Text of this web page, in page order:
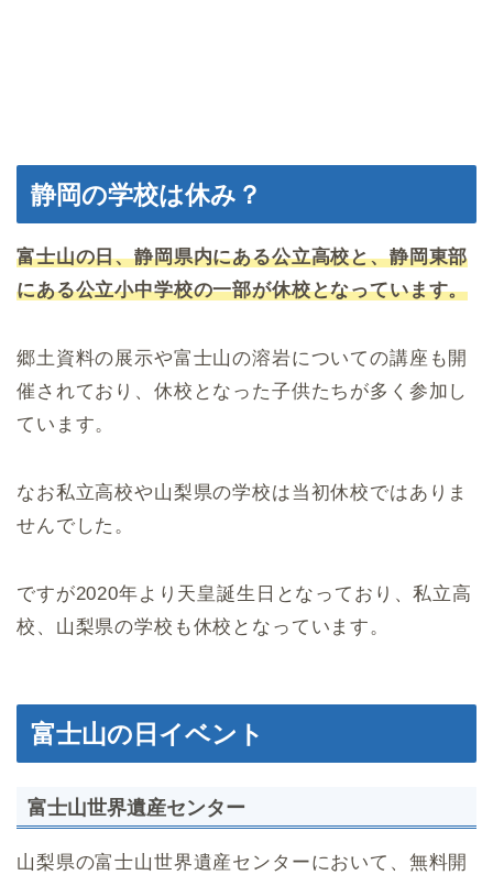
静岡の学校は休み？
富士山の日、静岡県内にある公立高校と、静岡東部
にある公立小中学校の一部が休校となっています。
郷土資料の展示や富士山の溶岩についての講座も開
催されており、休校となった子供たちが多く参加し
ています。
なお私立高校や山梨県の学校は当初休校ではありま
せんでした。
ですが2020年より天皇誕生日となっており、私立高
校、山梨県の学校も休校となっています。
富士山の日イベント
富士山世界遺産センター
山梨県の富士山世界遺産センターにおいて、無料開